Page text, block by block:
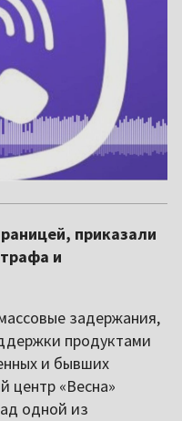
приказали
и
задержания,
продуктами
и бывших
центр «Весна»
одной из